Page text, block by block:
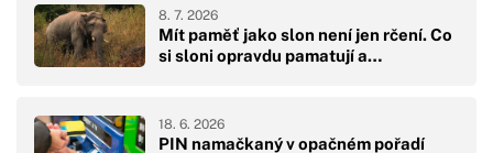
Mít paměť jako slon není jen rčení. Co
si sloni opravdu pamatují a…
8. 7. 2026
PIN namačkaný v opačném pořadí
18. 6. 2026